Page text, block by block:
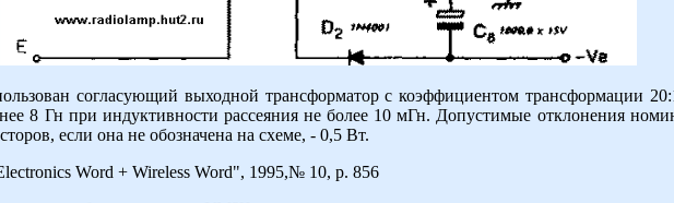
согласующий выходной трансформатор с коэффициентом трансформации
8 Гн при индуктивности рассеяния не более 10 мГн. Допустимые отклонения
если она не обозначена на схеме, - 0,5 Вт.
Word + Wireless Word", 1995,№ 10, p. 856